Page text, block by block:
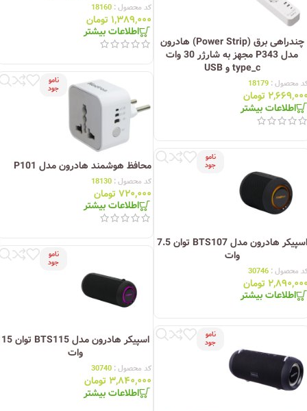
کد محصول : 18160
۱,۳۸۹,۰۰۰ تومان
اطلاعات بیشتر
چندراهی برق (Power Strip) هادرون
مدل P343 مجهز به شارژر 30 وات
type_c و USB
محصول : 18179
تومان
اطلاعات بیشتر
نامو
جود
محافظ هوشمند هادرون مدل P101
کد محصول : 18130
۷۲۰,۰۰۰تومان
اطلاعات بیشتر
نامو
جود
اسپیکر هادرون مدل BTS107 توان 7.5
وات
محصول : 30746
تومان
اطلاعات بیشتر
نامو
جود
اسپیکر هادرون مدل BTS115 توان 15
وات
کد محصول : 30740
۳,۸۴۰,۰۰۰ تومان
اطلاعات بیشتر
نامو
جود